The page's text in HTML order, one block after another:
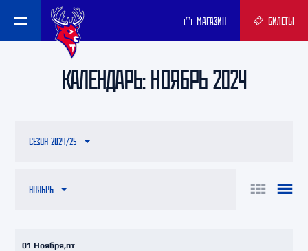
МАГАЗИН БИЛЕТЫ
КАЛЕНДАРЬ: НОЯБРЬ 2024
НОЯБРЬ
СЕЗОН 2024/25
01 Ноября,пт